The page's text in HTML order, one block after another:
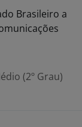
Brasileiro a
(2º Grau)